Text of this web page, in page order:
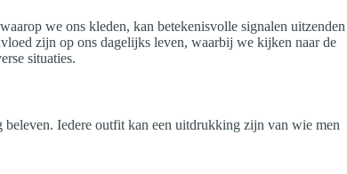
we ons kleden, kan betekenisvolle signalen uitzenden
zijn op ons dagelijks leven, waarbij we kijken naar de
situaties.
Iedere outfit kan een uitdrukking zijn van wie men